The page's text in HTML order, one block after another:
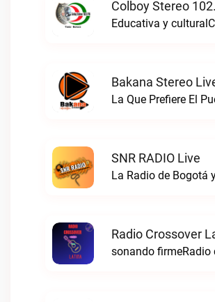
Colboy Stereo
Educativa y
Bakana Stereo
La Que Prefiere El
SNR RADIO Live
La Radio de Bogotá
Radio Crossover
sonando firmeRadio